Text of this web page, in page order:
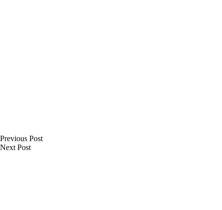
Previous Post
Next Post